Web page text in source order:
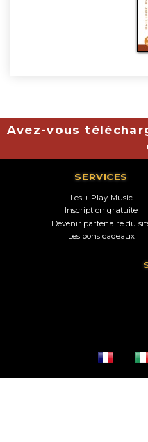
Avez-vous
SERVICES
Les + Play-Music
Inscription gratuite
Devenir partenaire du
Les bons cadeaux